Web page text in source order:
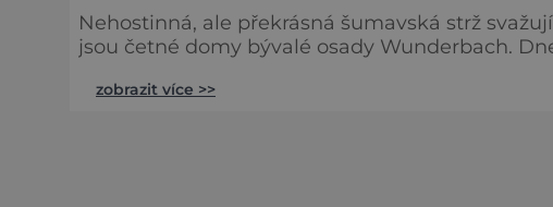
Nehostinná, ale překrásná šumavská strž
jsou četné domy bývalé osady Wunderbach.
neupraveně zároveň. Zaniklou vsí se přesto celý život zabývá rodačka z nedaleké taktéž pusté
zobrazit více >>